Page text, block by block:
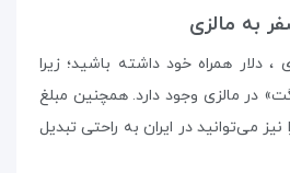
به مالزی
دلار همراه خود داشته باشید؛ زیرا
در مالزی وجود دارد. همچنین مبلغ
نیز می‌توانید در ایران به راحتی تبدیل